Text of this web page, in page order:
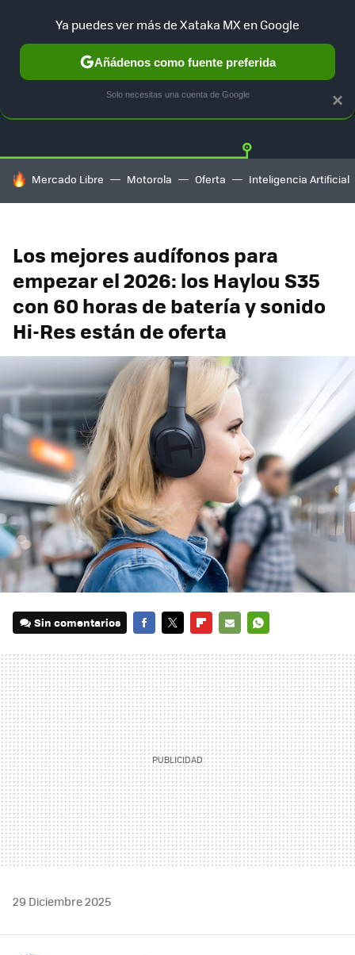
GUÍA DE COMPRAS MERCADO LIBRE
HOY SE HABLA DE
Mercado Libre Motorola Oferta Inteligencia Artificial
Los mejores audífonos para
empezar el 2026: los Haylou S35
con 60 horas de batería y sonido
Hi-Res están de oferta
Sin comentarios
MAIL
29 Diciembre 2025
×
Ya puedes ver más de Xataka MX en Google
Añádenos como fuente preferida
Solo necesitas una cuenta de Google